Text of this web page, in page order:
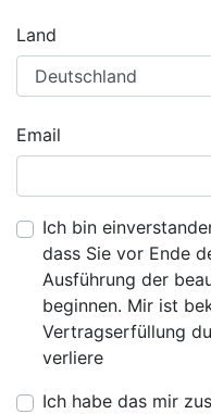
Land
Email
Ich bin
dass Sie vor Ende
Ausführung der
beginnen. Mir ist
Vertragserfüllung
verliere
Ich habe das mir